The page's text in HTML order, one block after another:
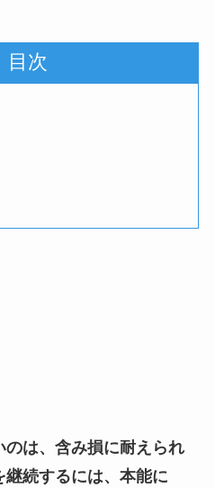
目次
は、含み損に耐えられ
続するには、本能に